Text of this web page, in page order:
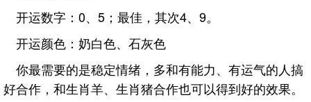
开运数字：0、5；最佳，其次4、9。
开运颜色：奶白色、石灰色
你最需要的是稳定情绪，多和有能力、有运气的人搞
好合作，和生肖羊、生肖猪合作也可以得到好的效果。